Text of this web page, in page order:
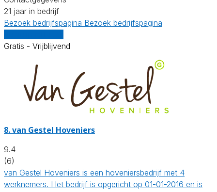
21 jaar in bedrijf
Bezoek bedrijfspagina Bezoek bedrijfspagina
Gratis - Vrijblijvend
8.van Gestel Hoveniers
9.4
(6)
van Gestel Hoveniers is een hoveniersbedrijf met 4
werknemers. Het bedrijf is opgericht op 01-01-2016 en is